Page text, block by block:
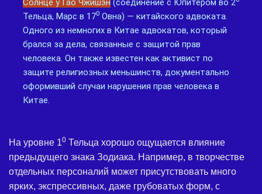
Тельца, Марс в 170 Овна) — китайского адвоката.
Одного из немногих в Китае адвокатов, который
брался за дела, связанные с защитой прав
человека. Он также известен как активист по
защите религиозных меньшинств, документально
оформивший случаи нарушения прав человека в
Китае.
На уровне 10 Тельца хорошо ощущается влияние
предыдущего знака Зодиака. Например, в творчестве
отдельных персоналий может присутствовать много
ярких, экспрессивных, даже грубоватых форм, с